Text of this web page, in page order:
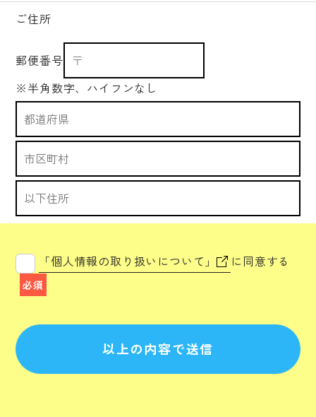
ご住所
郵便番号
※半角数字、ハイフンなし
「個人情報の取り扱いについて」 に同意する
必須
以上の内容で送信